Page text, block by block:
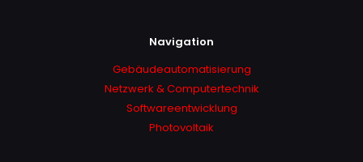
Navigation
Gebäudeautomatisierung
Netzwerk & Computertechnik
Softwareentwicklung
Photovoltaik